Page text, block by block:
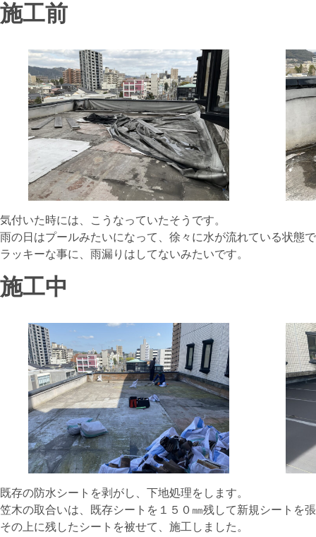
施工前
気付いた時には、こうなっていたそうです。
雨の日はプールみたいになって、徐々に水が流れている状態
ラッキーな事に、雨漏りはしてないみたいです。
施工中
既存の防水シートを剥がし、下地処理をします。
笠木の取合いは、既存シートを１５０㎜残して新規シートを
その上に残したシートを被せて、施工しました。